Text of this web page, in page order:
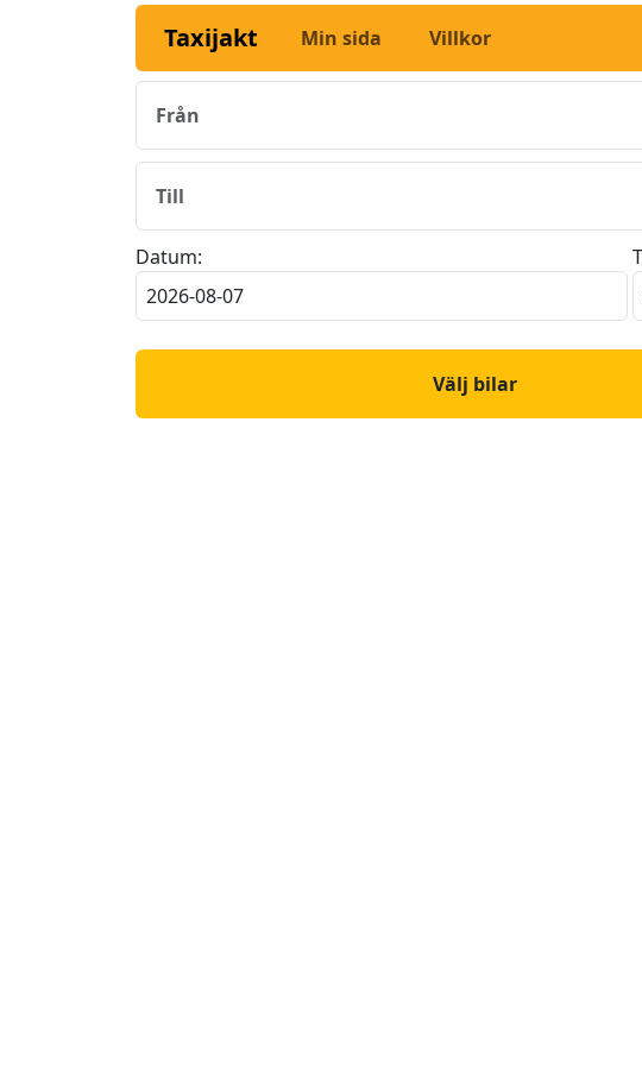
Taxijakt Min sida Villkor
Datum:
Välj bilar